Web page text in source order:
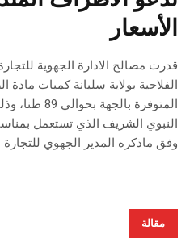
الأسعار
قدرت مصالح الادارة الجهوية
الفلاحية بولاية سليانة كميات مادة
المتوفرة
النبوي الشريف الذي تستعمل
وفق ماذكره المدير الجهوي
مقالة